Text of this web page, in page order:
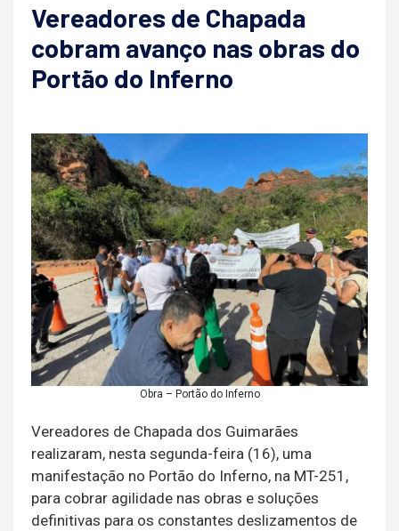
Vereadores de Chapada
cobram avanço nas obras do
Portão do Inferno
Obra – Portão do Inferno
Vereadores de Chapada dos Guimarães
realizaram, nesta segunda-feira (16), uma
manifestação no Portão do Inferno, na MT-251,
para cobrar agilidade nas obras e soluções
definitivas para os constantes deslizamentos de